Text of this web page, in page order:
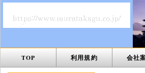
TOP 利用規約 会社